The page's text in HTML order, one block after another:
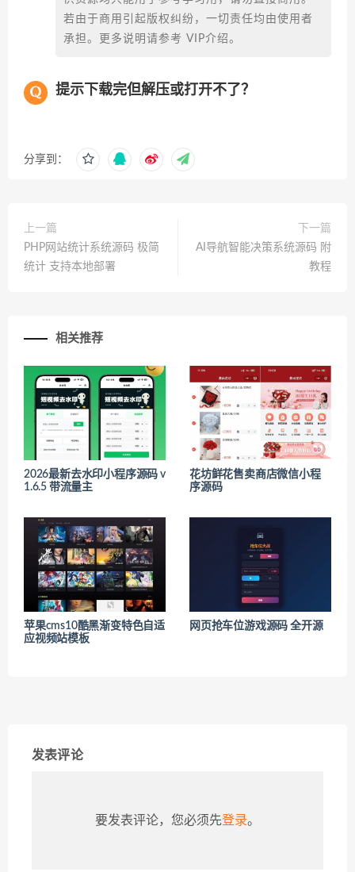
若由于商用引起版权纠纷，一切责任均由使用者
承担。更多说明请参考 VIP介绍。
提示下载完但解压或打开不了？
分享到：
上一篇
PHP网站统计系统源码 极简
统计 支持本地部署
下一篇
AI导航智能决策系统源码 附
教程
相关推荐
2026最新去水印小程序源码 v
1.6.5 带流量主
花坊鲜花售卖商店微信小程
序源码
苹果cms10酷黑渐变特色自适
应视频站模板
网页抢车位游戏源码 全开源
发表评论
要发表评论，您必须先登录。